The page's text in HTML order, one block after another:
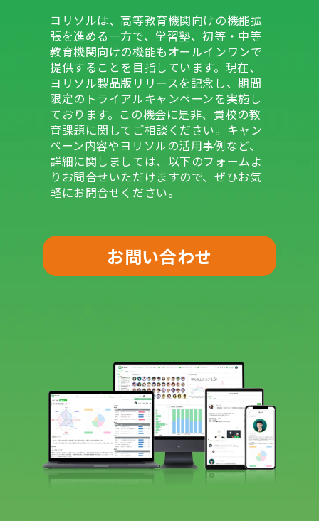
ヨリソルは、高等教育機関向けの機能拡
張を進める一方で、学習塾、初等・中等
教育機関向けの機能もオールインワンで
提供することを目指しています。現在、
ヨリソル製品版リリースを記念し、期間
限定のトライアルキャンペーンを実施し
ております。この機会に是非、貴校の教
育課題に関してご相談ください。キャン
ペーン内容やヨリソルの活用事例など、
詳細に関しましては、以下のフォームよ
りお問合せいただけますので、ぜひお気
軽にお問合せください。
お問い合わせ